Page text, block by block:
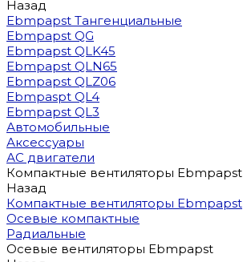
Назад
Ebmpapst Тангенциальные
Ebmpapst QG
Ebmpapst QLK45
Ebmpapst QLN65
Ebmpapst QLZ06
Ebmpaspt QL4
Ebmpapst QL3
Автомобильные
Аксессуары
АС двигатели
Компактные вентиляторы Ebmpapst
Назад
Компактные вентиляторы Ebmpapst
Осевые компактные
Радиальные
Осевые вентиляторы Ebmpapst